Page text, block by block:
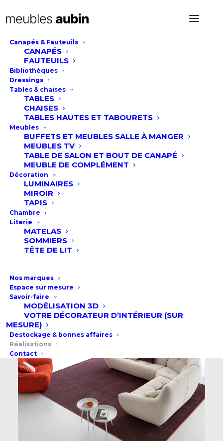
Canapés & Fauteuils
CANAPÉS
FAUTEUILS
Bibliothèques
Dressings
Tables & chaises
TABLES
CHAISES
TABLES HAUTES ET TABOURETS
Meubles
BUFFETS ET MEUBLES SALLE À MANGER
MEUBLES TV
TABLE DE SALON ET BOUT DE CANAPÉ
MEUBLE DE COMPLÉMENT
Décoration
LUMINAIRES
MIROIR
TAPIS
Chambre
Literie
MATELAS
SOMMIERS
TÊTE DE LIT
Nos marques
Espace sur mesure
Savoir-faire
MODÉLISATION 3D
VOTRE DÉCORATEUR D’INTÉRIEUR (SUR
MESURE)
Destockage & bonnes affaires
Réalisations
Contact
Repensons votre
intérieur